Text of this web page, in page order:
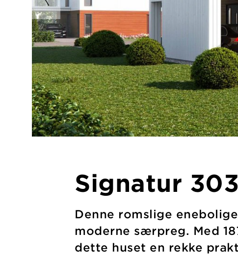
Signatur
Denne romslige
moderne særpreg. Med
dette huset en rekke